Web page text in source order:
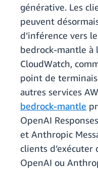
générative. Les
peuvent
d’inférence vers
bedrock-mantle à
CloudWatch,
point de
autres services
bedrock-mantle
OpenAI
et Anthropic
clients d’exécuter
OpenAI ou